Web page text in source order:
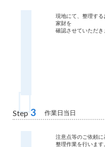
現地にて、整理する
家財を
確認させていただき
Step 3 作業日当日
注意点等のご依頼に
整理作業を行います